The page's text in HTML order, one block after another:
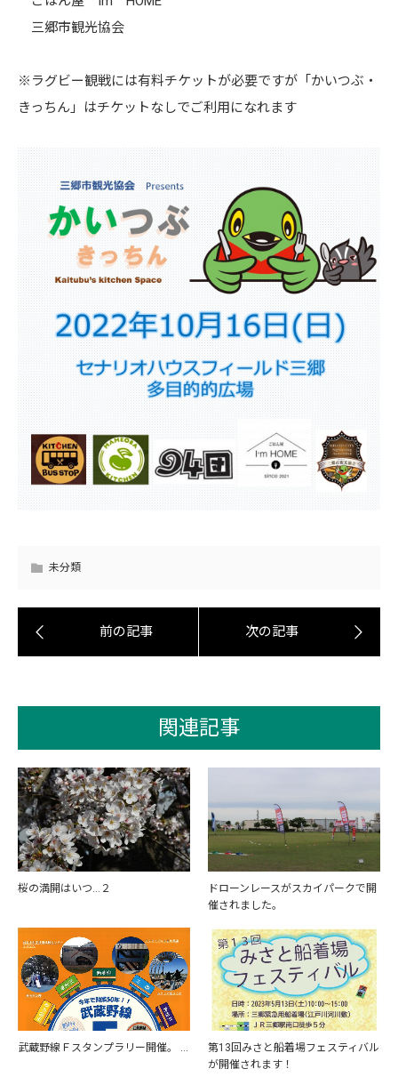
三郷市観光協会
※ラグビー観戦には有料チケットが必要ですが「かいつぶ・
きっちん」はチケットなしでご利用になれます
未分類
関連記事
桜の満開はいつ…２
ドローンレースがスカイパークで開
催されました。
武蔵野線Ｆスタンプラリー開催。 …
第13回みさと船着場フェスティバル
が開催されます！